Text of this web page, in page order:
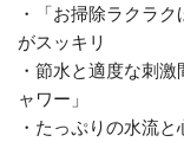
・「お掃除ラクラ
がスッキリ
・節水と適度な刺
ャワー」
・たっぷりの水流